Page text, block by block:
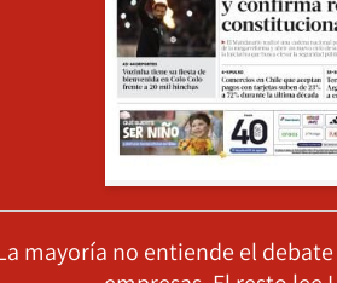
mayoría no entiende el